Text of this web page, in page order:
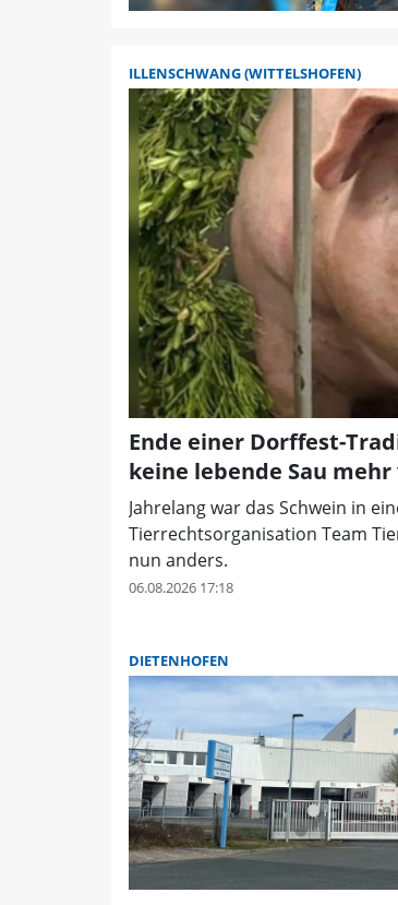
ILLENSCHWANG (WITTELSHOFEN)
Ende einer Dorffest-
keine lebende Sau
Jahrelang war das Schwein in
Tierrechtsorganisation Team
nun anders.
06.08.2026 17:18
DIETENHOFEN